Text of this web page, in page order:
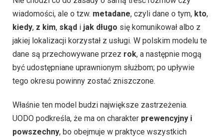
wiadomości, ale o tzw. metadane, czyli dane o tym, kto,
kiedy, z kim, skąd i jak długo się komunikował albo z
jakiej lokalizacji korzystał z usługi. W polskim modelu te
dane są przechowywane przez rok, a następnie mogą
być udostępniane uprawnionym służbom; po upływie
tego okresu powinny zostać zniszczone.
Właśnie ten model budzi największe zastrzeżenia.
UODO podkreśla, że ma on charakter prewencyjny i
powszechny, bo obejmuje w praktyce wszystkich